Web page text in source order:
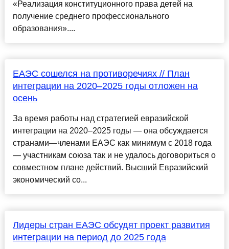
«Реализация конституционного права детей на
получение среднего профессионального
образования»....
ЕАЭС сошелся на противоречиях // План
интеграции на 2020–2025 годы отложен на
осень
За время работы над стратегией евразийской
интеграции на 2020–2025 годы — она обсуждается
странами—членами ЕАЭС как минимум с 2018 года
— участникам союза так и не удалось договориться о
совместном плане действий. Высший Евразийский
экономический со...
Лидеры стран ЕАЭС обсудят проект развития
интеграции на период до 2025 года